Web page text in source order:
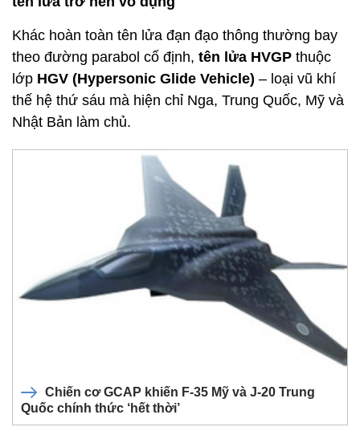
Khác hoàn toàn tên lửa đạn đạo thông thường bay
theo đường parabol cố định, tên lửa HVGP thuộc
lớp HGV (Hypersonic Glide Vehicle) – loại vũ khí
thế hệ thứ sáu mà hiện chỉ Nga, Trung Quốc, Mỹ và
Nhật Bản làm chủ.
Chiến cơ GCAP khiến F-35 Mỹ và J-20 Trung
Quốc chính thức ‘hết thời’